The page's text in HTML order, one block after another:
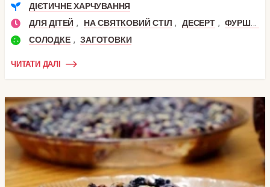
ДІЄТИЧНЕ ХАРЧУВАННЯ
ДЛЯ ДІТЕЙ , НА СВЯТКОВИЙ СТІЛ , ДЕСЕРТ , ФУРШЕТ
СОЛОДКЕ , ЗАГОТОВКИ
ЧИТАТИ ДАЛІ